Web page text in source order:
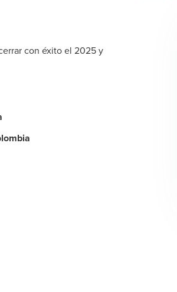
con éxito el 2025 y